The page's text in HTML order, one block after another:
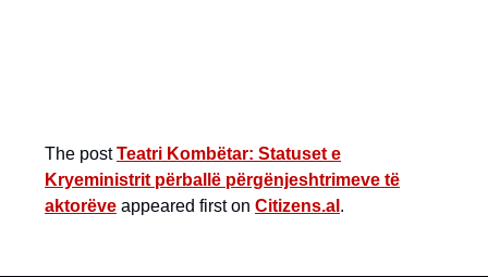
The postTeatri Kombëtar: Statuset e
Kryeministrit përballë përgënjeshtrimeve të
aktorëve appeared first on Citizens.al .